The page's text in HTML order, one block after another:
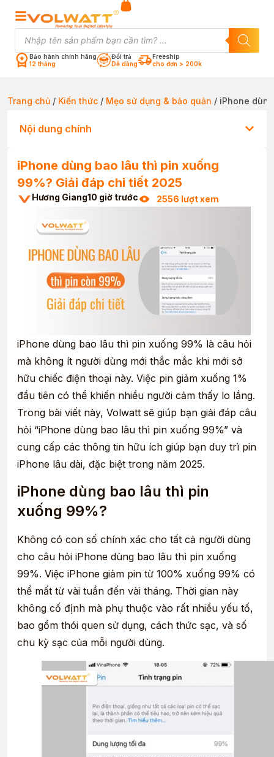
Bảo hành chính hãng
12 tháng
Đổi trả
Dễ dàng
Freeship
cho đơn > 200k
Trang chủ / Kiến thức / Mẹo sử dụng & bảo quản / iPhone
Nội dung chính
iPhone dùng bao lâu thì pin xuống
99%? Giải đáp chi tiết 2025
Hương Giang10 giờ trước 2556 lượt xem
iPhone dùng bao lâu thì pin xuống 99% là câu hỏi
mà không ít người dùng mới thắc mắc khi mới sở
hữu chiếc điện thoại này. Việc pin giảm xuống 1%
đầu tiên có thể khiến nhiều người cảm thấy lo lắng.
Trong bài viết này, Volwatt sẽ giúp bạn giải đáp câu
hỏi “iPhone dùng bao lâu thì pin xuống 99%” và
cung cấp các thông tin hữu ích giúp bạn duy trì pin
iPhone lâu dài, đặc biệt trong năm 2025.
iPhone dùng bao lâu thì pin
xuống 99%?
Không có con số chính xác cho tất cả người dùng
cho câu hỏi iPhone dùng bao lâu thì pin xuống
99%. Việc iPhone giảm pin từ 100% xuống 99% có
thể mất từ vài tuần đến vài tháng. Thời gian này
không cố định mà phụ thuộc vào rất nhiều yếu tố,
bao gồm thói quen sử dụng, cách thức sạc, và số
chu kỳ sạc của mỗi người dùng.